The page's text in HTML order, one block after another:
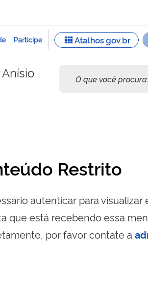
Restrito
autenticar para visualizar
que está recebendo essa
por favor contate a